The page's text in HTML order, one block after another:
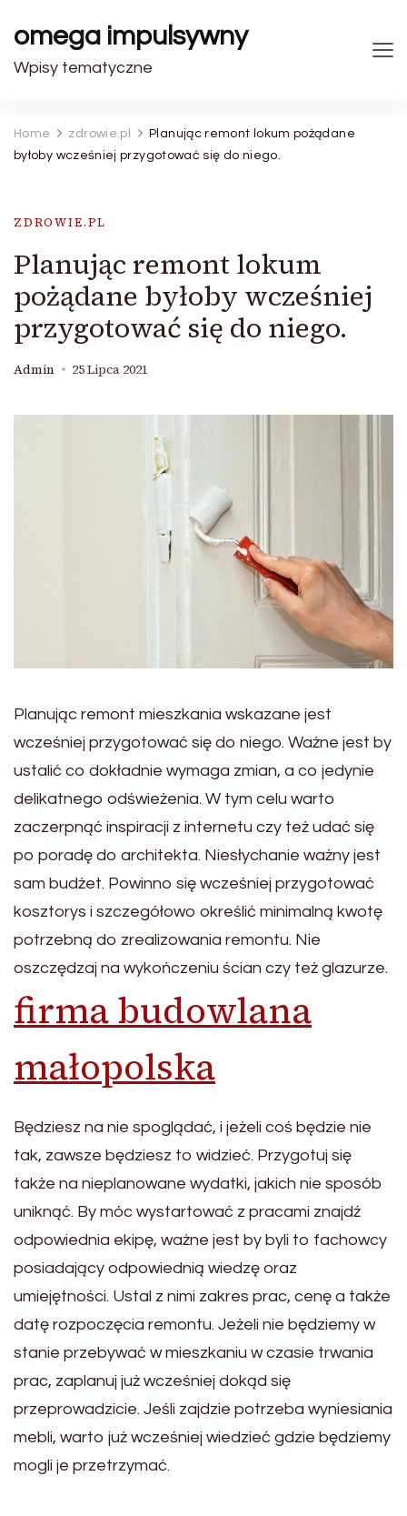
omega impulsywny
Wpisy tematyczne
Home zdrowie.pl
Planując remont lokum pożądane
byłoby wcześniej przygotować się do niego.
ZDROWIE.PL
Planując remont lokum
pożądane byłoby wcześniej
przygotować się do niego.
Admin 25 Lipca 2021
Planując remont mieszkania wskazane jest
wcześniej przygotować się do niego. Ważne jest by
ustalić co dokładnie wymaga zmian, a co jedynie
delikatnego odświeżenia. W tym celu warto
zaczerpnąć inspiracji z internetu czy też udać się
po poradę do architekta. Niesłychanie ważny jest
sam budżet. Powinno się wcześniej przygotować
kosztorys i szczegółowo określić minimalną kwotę
potrzebną do zrealizowania remontu. Nie
oszczędzaj na wykończeniu ścian czy też glazurze.
firma budowlana
małopolska
Będziesz na nie spoglądać, i jeżeli coś będzie nie
tak, zawsze będziesz to widzieć. Przygotuj się
także na nieplanowane wydatki, jakich nie sposób
uniknąć. By móc wystartować z pracami znajdź
odpowiednia ekipę, ważne jest by byli to fachowcy
posiadający odpowiednią wiedzę oraz
umiejętności. Ustal z nimi zakres prac, cenę a także
datę rozpoczęcia remontu. Jeżeli nie będziemy w
stanie przebywać w mieszkaniu w czasie trwania
prac, zaplanuj już wcześniej dokąd się
przeprowadzicie. Jeśli zajdzie potrzeba wyniesiania
mebli, warto już wcześniej wiedzieć gdzie będziemy
mogli je przetrzymać.